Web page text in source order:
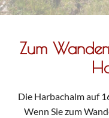
Zum
Die Harbachalm auf
Wenn Sie zum